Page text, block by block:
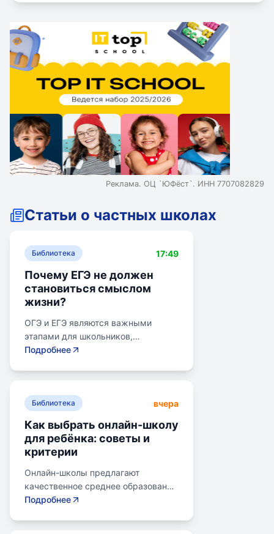
предметного образования, нацеленная на
удовлетворение различных образовательных
потребностей.
Реклама. ОЦ `ЮФёст`. ИНН 7707082829
Статьи о частных школах
Библиотека 17:49
Почему ЕГЭ не должен
становиться смыслом
жизни?
ОГЭ и ЕГЭ являются важными
этапами для школьников,
готовящихся к переходу на
старшего подросткового и
помогает детям развивать
личностные навыки, получать опыт
самоопределения и выбирать
профессию. В программе школы
уделяется внимание базовым
знаниям, учебным навыкам и
Подробнее
Библиотека вчера
Как выбрать онлайн-школу
для ребёнка: советы и
критерии
Онлайн-школы предлагают
качественное среднее образование
без привязки к району. Важно
Подробнее